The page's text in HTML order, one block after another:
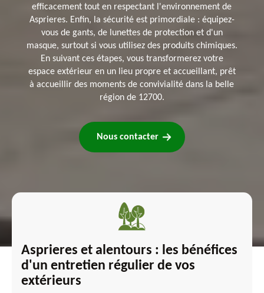
efficacement tout en respectant l'environnement de
Asprieres. Enfin, la sécurité est primordiale : équipez-
vous de gants, de lunettes de protection et d'un
masque, surtout si vous utilisez des produits chimiques.
En suivant ces étapes, vous transformerez votre
espace extérieur en un lieu propre et accueillant, prêt
à accueillir des moments de convivialité dans la belle
région de 12700.
Nous contacter
Asprieres et alentours : les bénéfices
d'un entretien régulier de vos
extérieurs